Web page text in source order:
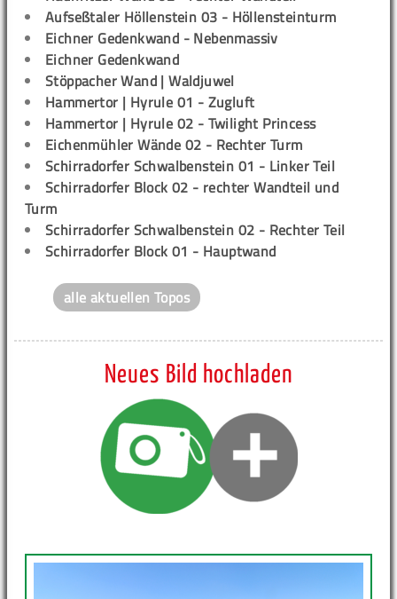
Aufseßtaler Höllenstein 03 - Höllensteinturm
Eichner Gedenkwand - Nebenmassiv
Eichner Gedenkwand
Stöppacher Wand | Waldjuwel
Hammertor | Hyrule 01 - Zugluft
Hammertor | Hyrule 02 - Twilight Princess
Eichenmühler Wände 02 - Rechter Turm
Schirradorfer Schwalbenstein 01 - Linker Teil
Schirradorfer Block 02 - rechter Wandteil und
Turm
Schirradorfer Schwalbenstein 02 - Rechter Teil
Schirradorfer Block 01 - Hauptwand
alle aktuellen Topos
Neues Bild hochladen